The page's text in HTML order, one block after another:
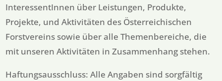
InteressentInnen über Leistungen, Produkte,
Projekte, und Aktivitäten des Österreichischen
Forstvereins sowie über alle Themenbereiche, die
mit unseren Aktivitäten in Zusammenhang stehen.
Haftungsausschluss: Alle Angaben sind sorgfältig